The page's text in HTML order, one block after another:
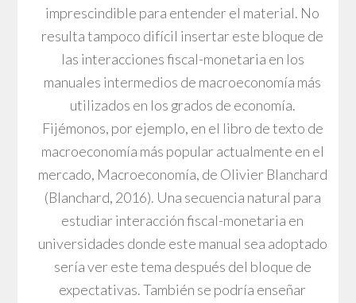
imprescindible para entender el material. No
resulta tampoco difícil insertar este bloque de
las interacciones fiscal-monetaria en los
manuales intermedios de macroeconomía más
utilizados en los grados de economía.
Fijémonos, por ejemplo, en el libro de texto de
macroeconomía más popular actualmente en el
mercado, Macroeconomía, de Olivier Blanchard
(Blanchard, 2016). Una secuencia natural para
estudiar interacción fiscal-monetaria en
universidades donde este manual sea adoptado
sería ver este tema después del bloque de
expectativas. También se podría enseñar